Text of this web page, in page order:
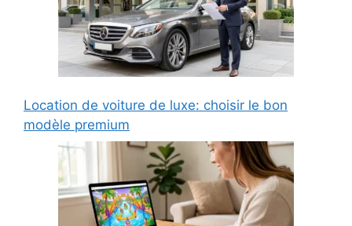
Location de voiture de luxe: choisir le bon
modèle premium